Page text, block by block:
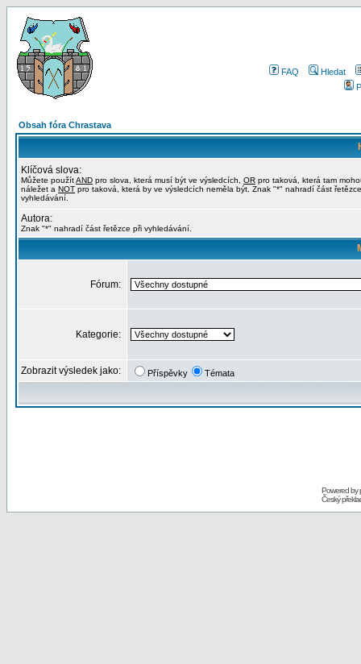
FAQ
Hledat
Obsah fóra Chrastava
Klíčová slova:
Můžete použítAND pro slova, která musí být ve výsledcích, OR pro taková, která tam
náležet a NOT pro taková, která by ve výsledcích neměla být. Znak "*" nahradí část
vyhledávání.
Autora:
Znak "*" nahradí část řetězce při vyhledávání.
Fórum:
Kategorie:
Zobrazit výsledek jako: Příspěvky Témata
Powered by
Český